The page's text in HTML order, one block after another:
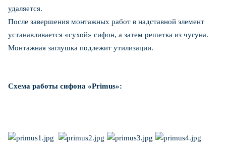
удаляется.
После завершения монтажных работ в надставной элемент
устанавливается «сухой» сифон, а затем решетка из чугуна.
Монтажная заглушка подлежит утилизации.
Схема работы сифона «Primus»: